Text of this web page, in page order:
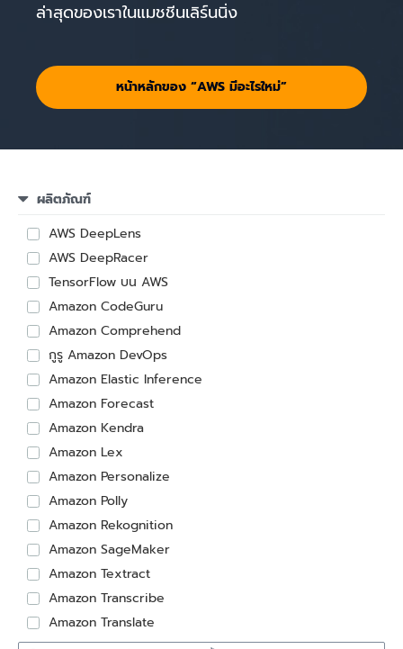
ล่าสุดของเราในแมชชีนเลิร์นนิ่ง
หน้าหลักของ “AWS มีอะไรใหม่”
ผลิตภัณฑ์
AWS DeepLens
AWS DeepRacer
TensorFlow บน AWS
Amazon CodeGuru
Amazon Comprehend
กูรู Amazon DevOps
Amazon Elastic Inference
Amazon Forecast
Amazon Kendra
Amazon Lex
Amazon Personalize
Amazon Polly
Amazon Rekognition
Amazon SageMaker
Amazon Textract
Amazon Transcribe
Amazon Translate